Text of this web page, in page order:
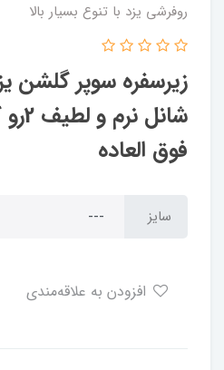
روفرشی یزد با تنوع بسیار بالا
زیرسفره سوپر
فوق العاده
سایز